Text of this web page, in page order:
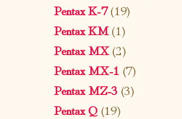
Pentax K-7(19)
Pentax KM(1)
Pentax MX(2)
Pentax MX-1 (7)
Pentax MZ-3 (3)
Pentax Q(19)